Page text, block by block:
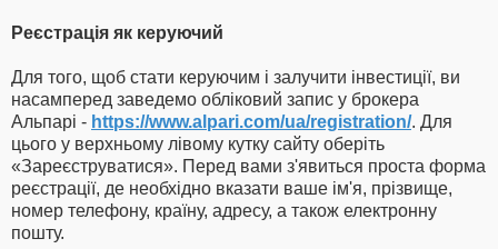
Реєстрація як керуючий
Для того, щоб стати керуючим і залучити інвестиції, ви
насамперед заведемо обліковий запис у брокера
Альпарі - https://www.alpari.com/ua/registration/. Для
цього у верхньому лівому кутку сайту оберіть
«Зареєструватися». Перед вами з'явиться проста форма
реєстрації, де необхідно вказати ваше ім'я, прізвище,
номер телефону, країну, адресу, а також електронну
пошту.